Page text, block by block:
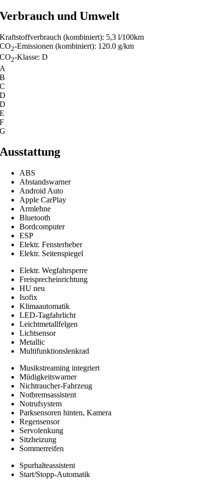
Verbrauch und Umwelt
Kraftstoffverbrauch (kombiniert): 5,3 l/100km
CO2-Emissionen (kombiniert): 120.0 g/km
CO2-Klasse:D
A
B
C
D
D
E
F
G
Ausstattung
ABS
Abstandswarner
Android Auto
Apple CarPlay
Armlehne
Bluetooth
Bordcomputer
ESP
Elektr. Fensterheber
Elektr. Seitenspiegel
Elektr. Wegfahrsperre
Freisprecheinrichtung
HU neu
Isofix
Klimaautomatik
LED-Tagfahrlicht
Leichtmetallfelgen
Lichtsensor
Metallic
Multifunktionslenkrad
Musikstreaming integriert
Müdigkeitswarner
Nichtraucher-Fahrzeug
Notbremsassistent
Notrufsystem
Parksensoren hinten, Kamera
Regensensor
Servolenkung
Sitzheizung
Sommerreifen
Spurhalteassistent
Start/Stopp-Automatik